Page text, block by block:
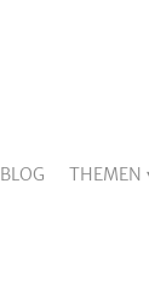
BLOG THEMEN